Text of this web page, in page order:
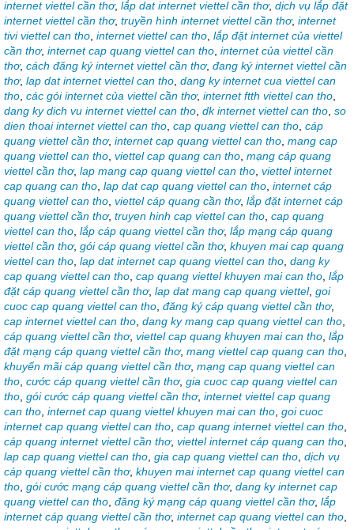
internet viettel cần thơ, lắp dat internet viettel cần thơ, dịch vụ lắp đặt
internet viettel cần thơ, truyền hình internet viettel cần thơ, internet
tivi viettel can tho internet viettel can tho lắp đặt internet của viettel
cần thơ, internet cap quang viettel can tho internet của viettel cần
thơ, cách đăng ký internet viettel cần thơ, đang ký internet viettel cần
thơ, lap dat internet viettel can tho dang ky internet cua viettel can
tho các gói internet của viettel cần thơ, internet ftth viettel can tho
dang ky dich vu internet viettel can tho dk internet viettel can tho so
dien thoai internet viettel can tho cap quang viettel can tho cáp
quang viettel cần thơ, internet cap quang viettel can tho mang cap
quang viettel can tho viettel cap quang can tho mạng cáp quang
viettel cần thơ, lap mang cap quang viettel can tho viettel internet
cap quang can tho lap dat cap quang viettel can tho internet cáp
quang viettel can tho viettel cáp quang cần thơ, lắp đặt internet cáp
quang viettel cần thơ, truyen hinh cap viettel can tho cap quang
viettel can tho lắp cáp quang viettel cần thơ, lắp mạng cáp quang
viettel cần thơ, gói cáp quang viettel cần thơ, khuyen mai cap quang
viettel can tho lap dat internet cap quang viettel can tho dang ky
cap quang viettel can tho cap quang viettel khuyen mai can tho lắp
đặt cáp quang viettel cần thơ, lap dat mang cap quang viettel, goi
cuoc cap quang viettel can tho đăng ký cáp quang viettel cần thơ,
cap internet viettel can tho dang ky mang cap quang viettel can tho
cáp quang viettel cần thơ, viettel cap quang khuyen mai can tho lắp
đặt mạng cáp quang viettel cần thơ, mang viettel cap quang can tho
khuyến mãi cáp quang viettel cần thơ, mạng cap quang viettel can
tho cước cáp quang viettel cần thơ, gia cuoc cap quang viettel can
tho gói cước cáp quang viettel cần thơ, internet viettel cap quang
can tho internet cap quang viettel khuyen mai can tho goi cuoc
internet cap quang viettel can tho cap quang internet viettel can tho
cáp quang internet viettel cần thơ, viettel internet cáp quang can tho
lap cap quang viettel can tho gia cap quang viettel can tho dịch vụ
cáp quang viettel cần thơ, khuyen mai internet cap quang viettel can
tho gói cước mạng cáp quang viettel cần thơ, dang ky internet cap
quang viettel can tho đăng ký mạng cáp quang viettel cần thơ, lắp
internet cáp quang viettel cần thơ, internet cap quang viettel can tho